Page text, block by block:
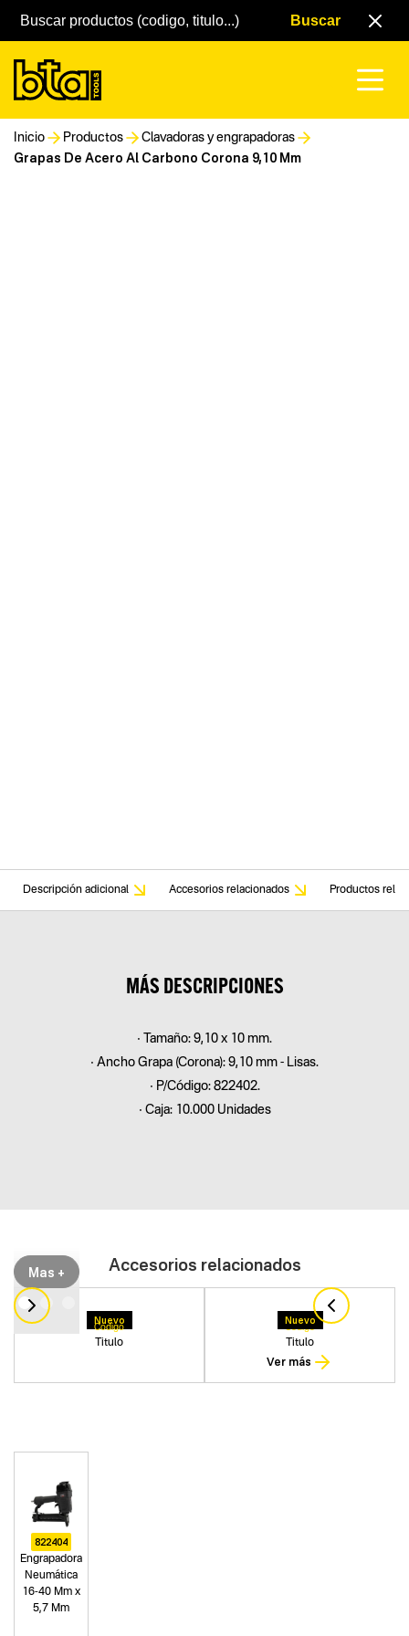
Inicio Productos Clavadoras y engrapadoras
Grapas De Acero Al Carbono Corona 9,10 Mm
Descripción adicional Accesorios relacionados Productos
MÁS DESCRIPCIONES
• Tamaño: 9,10 x 10 mm.
• Ancho Grapa (Corona): 9,10 mm - Lisas.
• P/Código: 822402.
• Caja: 10.000 Unidades
Mas + Accesorios relacionados
Nuevo
Titulo
Codigo
Nuevo
Titulo
Codigo
Ver más
822404
Engrapadora
Neumática
16-40 Mm x
5,7 Mm